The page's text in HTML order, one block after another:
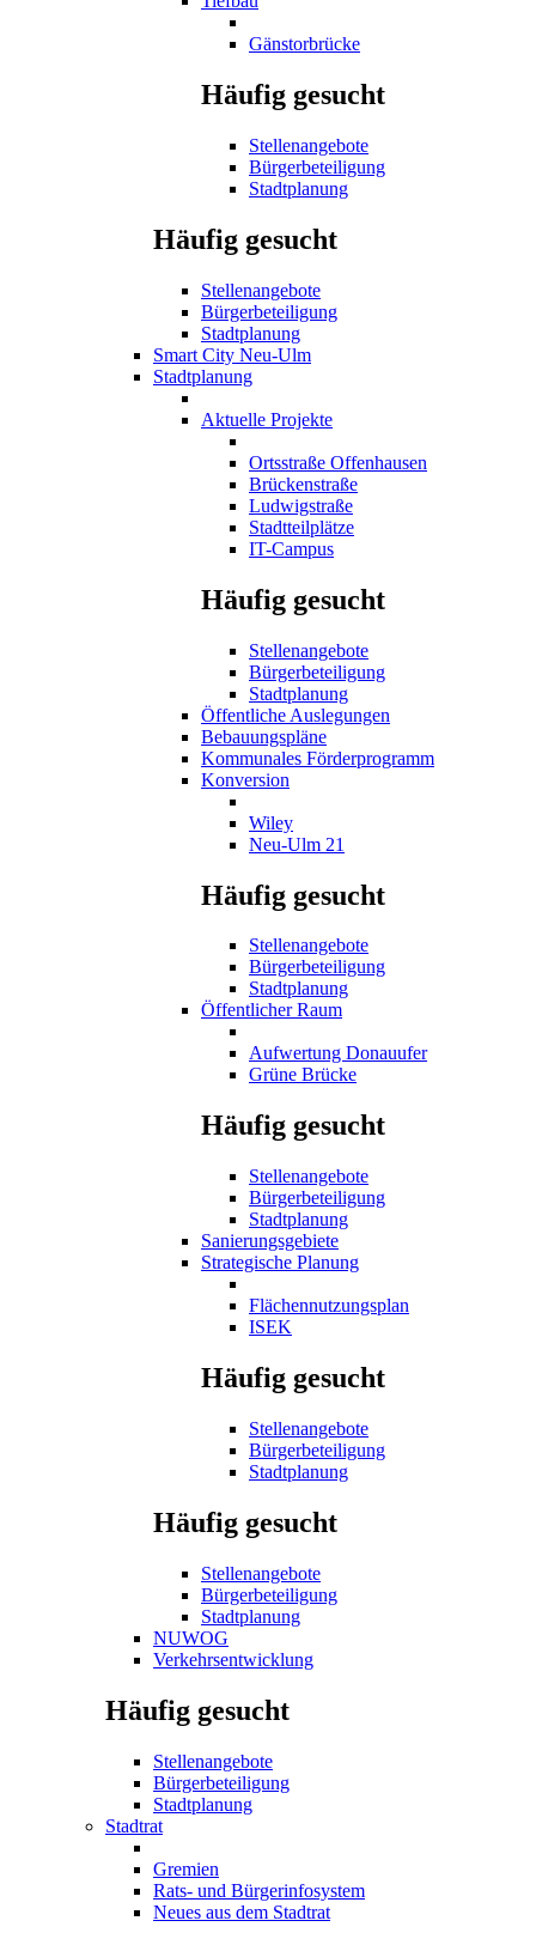
Gänstorbrücke
Häufig gesucht
Stellenangebote
Bürgerbeteiligung
Stadtplanung
Häufig gesucht
Stellenangebote
Bürgerbeteiligung
Stadtplanung
Smart City Neu-Ulm
Stadtplanung
Aktuelle Projekte
Ortsstraße Offenhausen
Brückenstraße
Ludwigstraße
Stadtteilplätze
IT-Campus
Häufig gesucht
Stellenangebote
Bürgerbeteiligung
Stadtplanung
Öffentliche Auslegungen
Bebauungspläne
Kommunales Förderprogramm
Konversion
Wiley
Neu-Ulm 21
Häufig gesucht
Stellenangebote
Bürgerbeteiligung
Stadtplanung
Öffentlicher Raum
Aufwertung Donauufer
Grüne Brücke
Häufig gesucht
Stellenangebote
Bürgerbeteiligung
Stadtplanung
Sanierungsgebiete
Strategische Planung
Flächennutzungsplan
ISEK
Häufig gesucht
Stellenangebote
Bürgerbeteiligung
Stadtplanung
Häufig gesucht
Stellenangebote
Bürgerbeteiligung
Stadtplanung
NUWOG
Verkehrsentwicklung
Häufig gesucht
Stellenangebote
Bürgerbeteiligung
Stadtplanung
Stadtrat
Gremien
Rats- und Bürgerinfosystem
Neues aus dem Stadtrat